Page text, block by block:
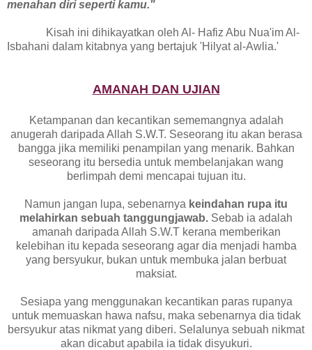
menahan diri seperti kamu."
Kisah ini dihikayatkan oleh Al- Hafiz Abu Nua'im Al-
Isbahani dalam kitabnya yang bertajuk 'Hilyat al-Awlia.'
AMANAH DAN UJIAN
Ketampanan dan kecantikan sememangnya adalah
anugerah daripada Allah S.W.T. Seseorang itu akan berasa
bangga jika memiliki penampilan yang menarik. Bahkan
seseorang itu bersedia untuk membelanjakan wang
berlimpah demi mencapai tujuan itu.
Namun jangan lupa, sebenarnya keindahan rupa itu
melahirkan sebuah tanggungjawab. Sebab ia adalah
amanah daripada Allah S.W.T kerana memberikan
kelebihan itu kepada seseorang agar dia menjadi hamba
yang bersyukur, bukan untuk membuka jalan berbuat
maksiat.
Sesiapa yang menggunakan kecantikan paras rupanya
untuk memuaskan hawa nafsu, maka sebenarnya dia tidak
bersyukur atas nikmat yang diberi. Selalunya sebuah nikmat
akan dicabut apabila ia tidak disyukuri.